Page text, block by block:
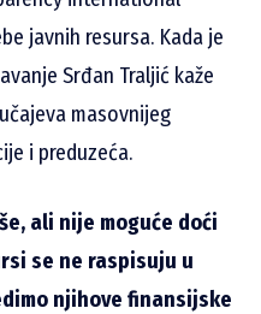
javnih resursa. Kada je
Srđan Traljić kaže
masovnijeg
i preduzeća.
ali nije moguće doći
se ne raspisuju u
njihove finansijske